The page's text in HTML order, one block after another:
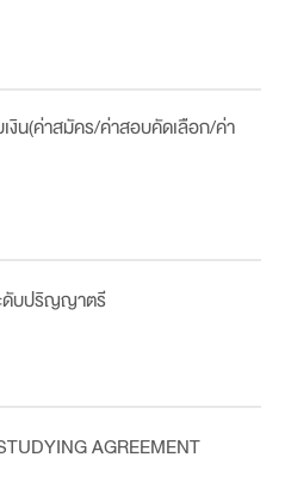
งิน(ค่าสมัคร/ค่าสอบคัดเลือก/ค่า
ดับปริญญาตรี
AGREEMENT